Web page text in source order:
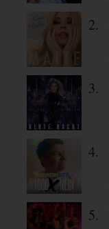
2.
3.
4.
5.